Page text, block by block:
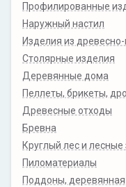
Профилированные
Наружный настил
Изделия из
Столярные изделия
Деревянные дома
Пеллеты, брикеты,
Древесные отходы
Бревна
Круглый лес и лесные
Пиломатериалы
Поддоны, деревянная